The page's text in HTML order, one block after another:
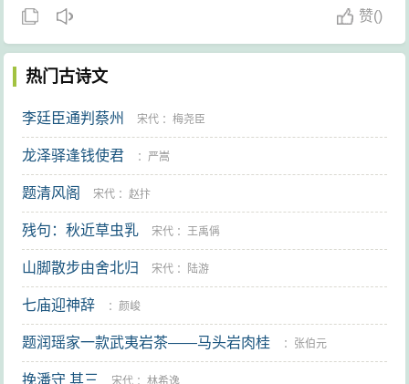
赞()
热门古诗文
李廷臣通判蔡州 宋代 ：梅尧臣
龙泽驿逢钱使君 ：严嵩
题清风阁 宋代 ：赵抃
残句：秋近草虫乳 宋代 ：王禹偁
山脚散步由舍北归 宋代 ： 陆游
七庙迎神辞 ：颜峻
题润瑶家一款武夷岩茶——马头岩肉桂 ： 张伯元
挽潘守 其三 宋代 ：林希逸